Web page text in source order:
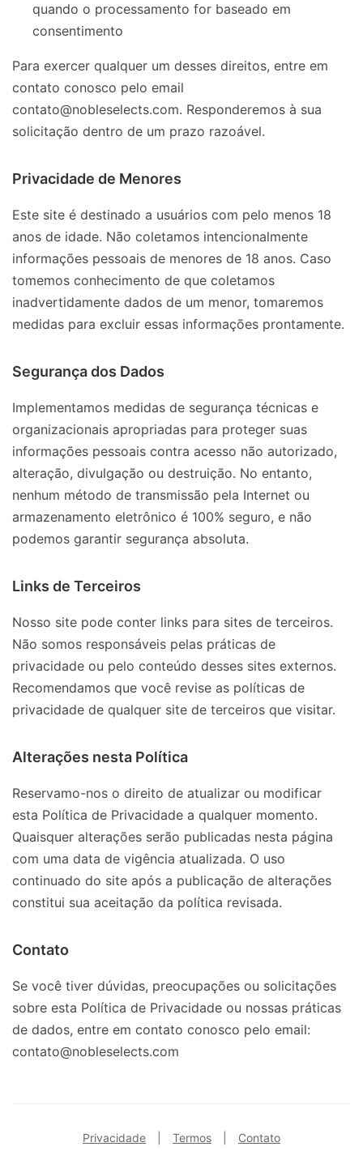
quando o processamento for baseado em
consentimento
Para exercer qualquer um desses direitos, entre em
contato conosco pelo email
contato@nobleselects.com. Responderemos à sua
solicitação dentro de um prazo razoável.
Privacidade de Menores
Este site é destinado a usuários com pelo menos 18
anos de idade. Não coletamos intencionalmente
informações pessoais de menores de 18 anos. Caso
tomemos conhecimento de que coletamos
inadvertidamente dados de um menor, tomaremos
medidas para excluir essas informações prontamente.
Segurança dos Dados
Implementamos medidas de segurança técnicas e
organizacionais apropriadas para proteger suas
informações pessoais contra acesso não autorizado,
alteração, divulgação ou destruição. No entanto,
nenhum método de transmissão pela Internet ou
armazenamento eletrônico é 100% seguro, e não
podemos garantir segurança absoluta.
Links de Terceiros
Nosso site pode conter links para sites de terceiros.
Não somos responsáveis pelas práticas de
privacidade ou pelo conteúdo desses sites externos.
Recomendamos que você revise as políticas de
privacidade de qualquer site de terceiros que visitar.
Alterações nesta Política
Reservamo-nos o direito de atualizar ou modificar
esta Política de Privacidade a qualquer momento.
Quaisquer alterações serão publicadas nesta página
com uma data de vigência atualizada. O uso
continuado do site após a publicação de alterações
constitui sua aceitação da política revisada.
Contato
Se você tiver dúvidas, preocupações ou solicitações
sobre esta Política de Privacidade ou nossas práticas
de dados, entre em contato conosco pelo email:
contato@nobleselects.com
Privacidade Termos Contato